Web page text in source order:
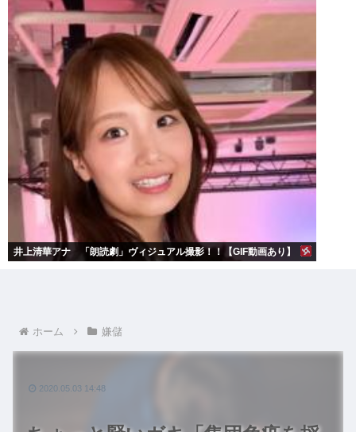
井上清華アナ 「朗読劇」ヴィジュアル撮影！！【GIF動画あり】
ホーム 嫌儲
2020.05.03 14:48